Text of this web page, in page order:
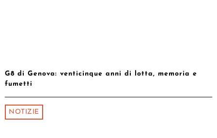
G8 di Genova: venticinque anni di lotta, memoria e
fumetti
NOTIZIE